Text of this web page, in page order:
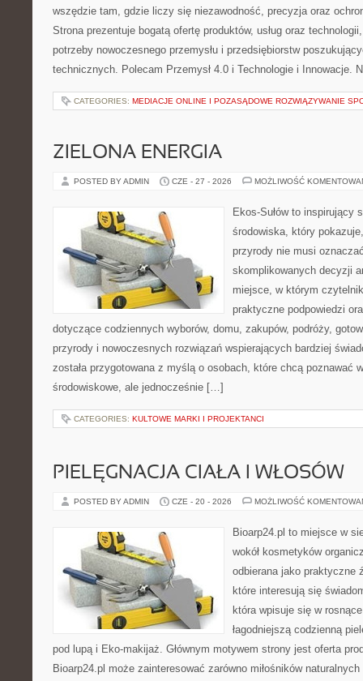
wszędzie tam, gdzie liczy się niezawodność, precyzja oraz
Strona prezentuje bogatą ofertę produktów, usług oraz
potrzeby nowoczesnego przemysłu i przedsiębiorstw
technicznych. Polecam Przemysł 4.0 i Technologie i Innowacje.
CATEGORIES: MEDIACJE ONLINE I POZASĄDOWE ROZWIĄZYWANIE
ZIELONA ENERGIA
POSTED BY ADMIN CZE - 27 - 2026 MOŻLIWOŚĆ
Ekos-Sułów to inspirujący
środowiska, który
przyrody nie musi
skomplikowanych decyzji
miejsce, w którym
praktyczne podpowiedzi
dotyczące codziennych wyborów, domu, zakupów, podróży,
przyrody i nowoczesnych rozwiązań wspierających bardziej
została przygotowana z myślą o osobach, które chcą poznawać
środowiskowe, ale jednocześnie […]
CATEGORIES: KULTOWE MARKI I PROJEKTANCI
PIELĘGNACJA CIAŁA I WŁOSÓW
POSTED BY ADMIN CZE - 20 - 2026 MOŻLIWOŚĆ
Bioarp24.pl to miejsce w
wokół kosmetyków
odbierana jako praktyczne
które interesują się
która wpisuje się w
łagodniejszą codzienną
pod lupą i Eko-makijaż. Głównym motywem strony jest oferta
Bioarp24.pl może zainteresować zarówno miłośników